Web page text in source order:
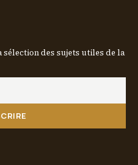
sélection des sujets utiles de la